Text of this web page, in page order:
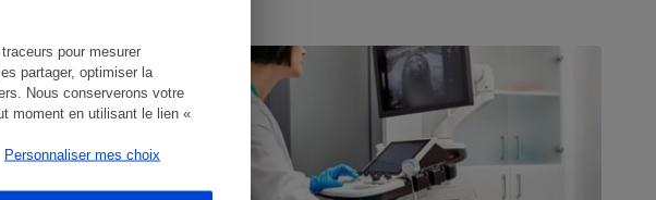
pour mesurer
partager, optimiser la
Nous conserverons votre
moment en utilisant le lien «
Personnaliser mes choix